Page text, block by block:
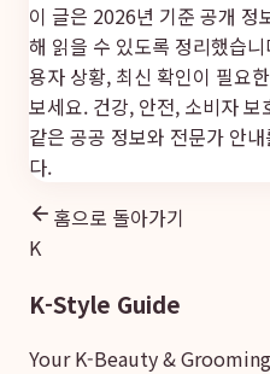
이 글은 2026년 기준 공개 정
해 읽을 수 있도록 정리했습
용자 상황, 최신 확인이 필요
보세요. 건강, 안전, 소비자 보
같은 공공 정보와 전문가 안
다.
홈으로 돌아가기
K
K-Style Guide
Your K-Beauty &